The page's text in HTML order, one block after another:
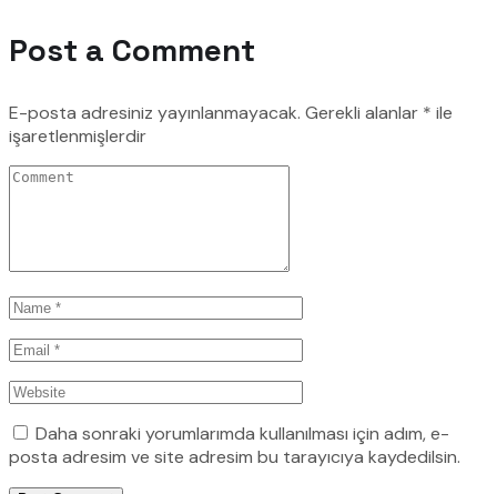
Post a Comment
E-posta adresiniz yayınlanmayacak. Gerekli alanlar * ile
işaretlenmişlerdir
Daha sonraki yorumlarımda kullanılması için adım, e-
posta adresim ve site adresim bu tarayıcıya kaydedilsin.